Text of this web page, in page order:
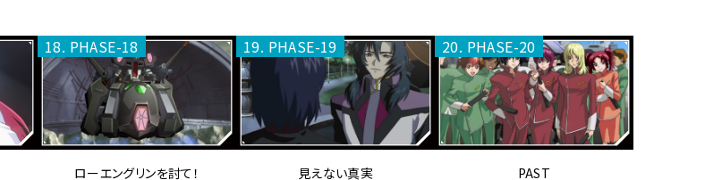
18. PHASE-18
ローエングリンを討て！
19. PHASE-19
見えない真実
20. PHASE-20
PAST